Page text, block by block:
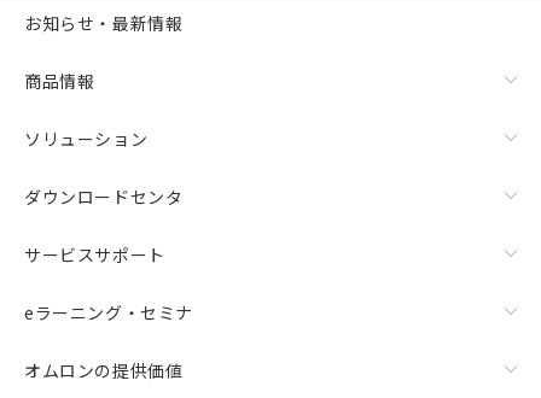
お知らせ・最新情報
商品情報
ソリューション
ダウンロードセンタ
サービスサポート
eラーニング・セミナ
オムロンの提供価値